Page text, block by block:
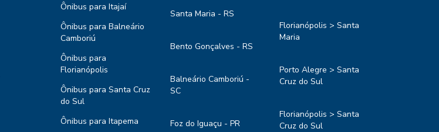
Ônibus para Itajaí
Ônibus para Balneário
Camboriú
Ônibus para
Florianópolis
Ônibus para Santa Cruz
do Sul
Ônibus para Itapema
Santa Maria - RS
Bento Gonçalves - RS
Balneário Camboriú -
SC
Foz do Iguaçu - PR
Florianópolis > Santa
Maria
Porto Alegre > Santa
Cruz do Sul
Florianópolis > Santa
Cruz do Sul